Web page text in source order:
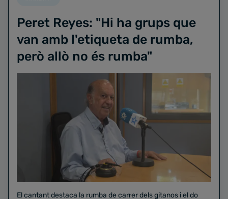
Peret Reyes: "Hi ha grups que
van amb l'etiqueta de rumba,
però allò no és rumba"
El cantant destaca la rumba de carrer dels gitanos i el do